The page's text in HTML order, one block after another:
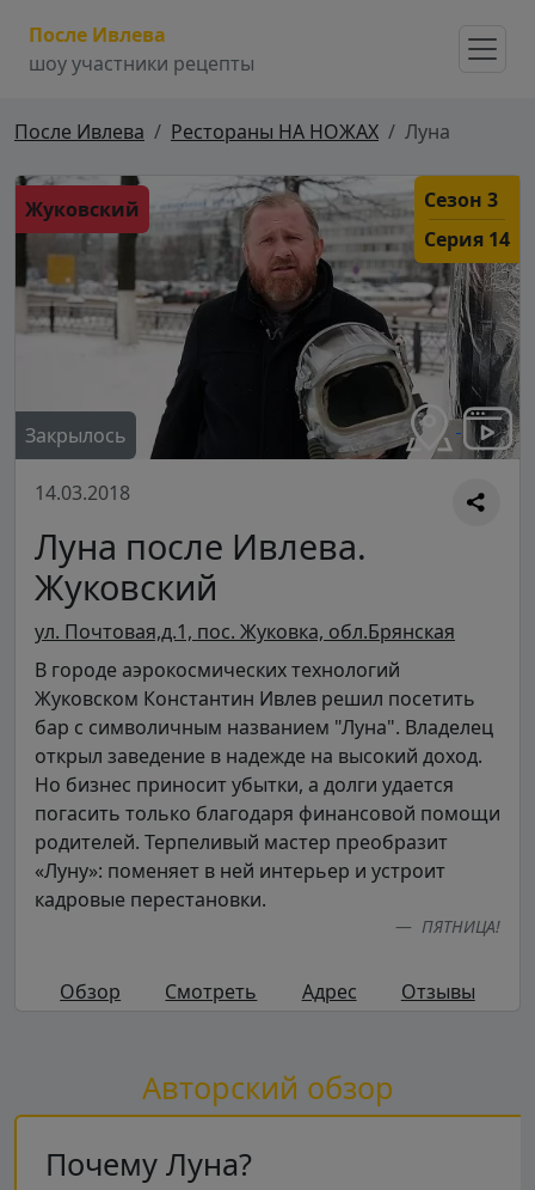
После Ивлева
шоу участники рецепты
После Ивлева Рестораны НА НОЖАХ Луна
Жуковский
Сезон 3
Серия 14
Закрылось
14.03.2018
Луна после Ивлева.
Жуковский
ул. Почтовая,д.1, пос. Жуковка, обл.Брянская
В городе аэрокосмических технологий
Жуковском Константин Ивлев решил посетить
бар с символичным названием "Луна". Владелец
открыл заведение в надежде на высокий доход.
Но бизнес приносит убытки, а долги удается
погасить только благодаря финансовой помощи
родителей. Терпеливый мастер преобразит
«Луну»: поменяет в ней интерьер и устроит
кадровые перестановки.
ПЯТНИЦА!
Обзор Смотреть Адрес Отзывы
Авторский обзор
Почему Луна?